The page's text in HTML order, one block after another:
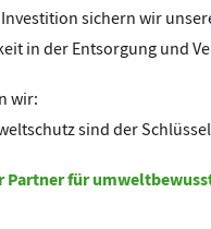
sichern wir
in der Entsorgung und
wir:
sind der
Partner für